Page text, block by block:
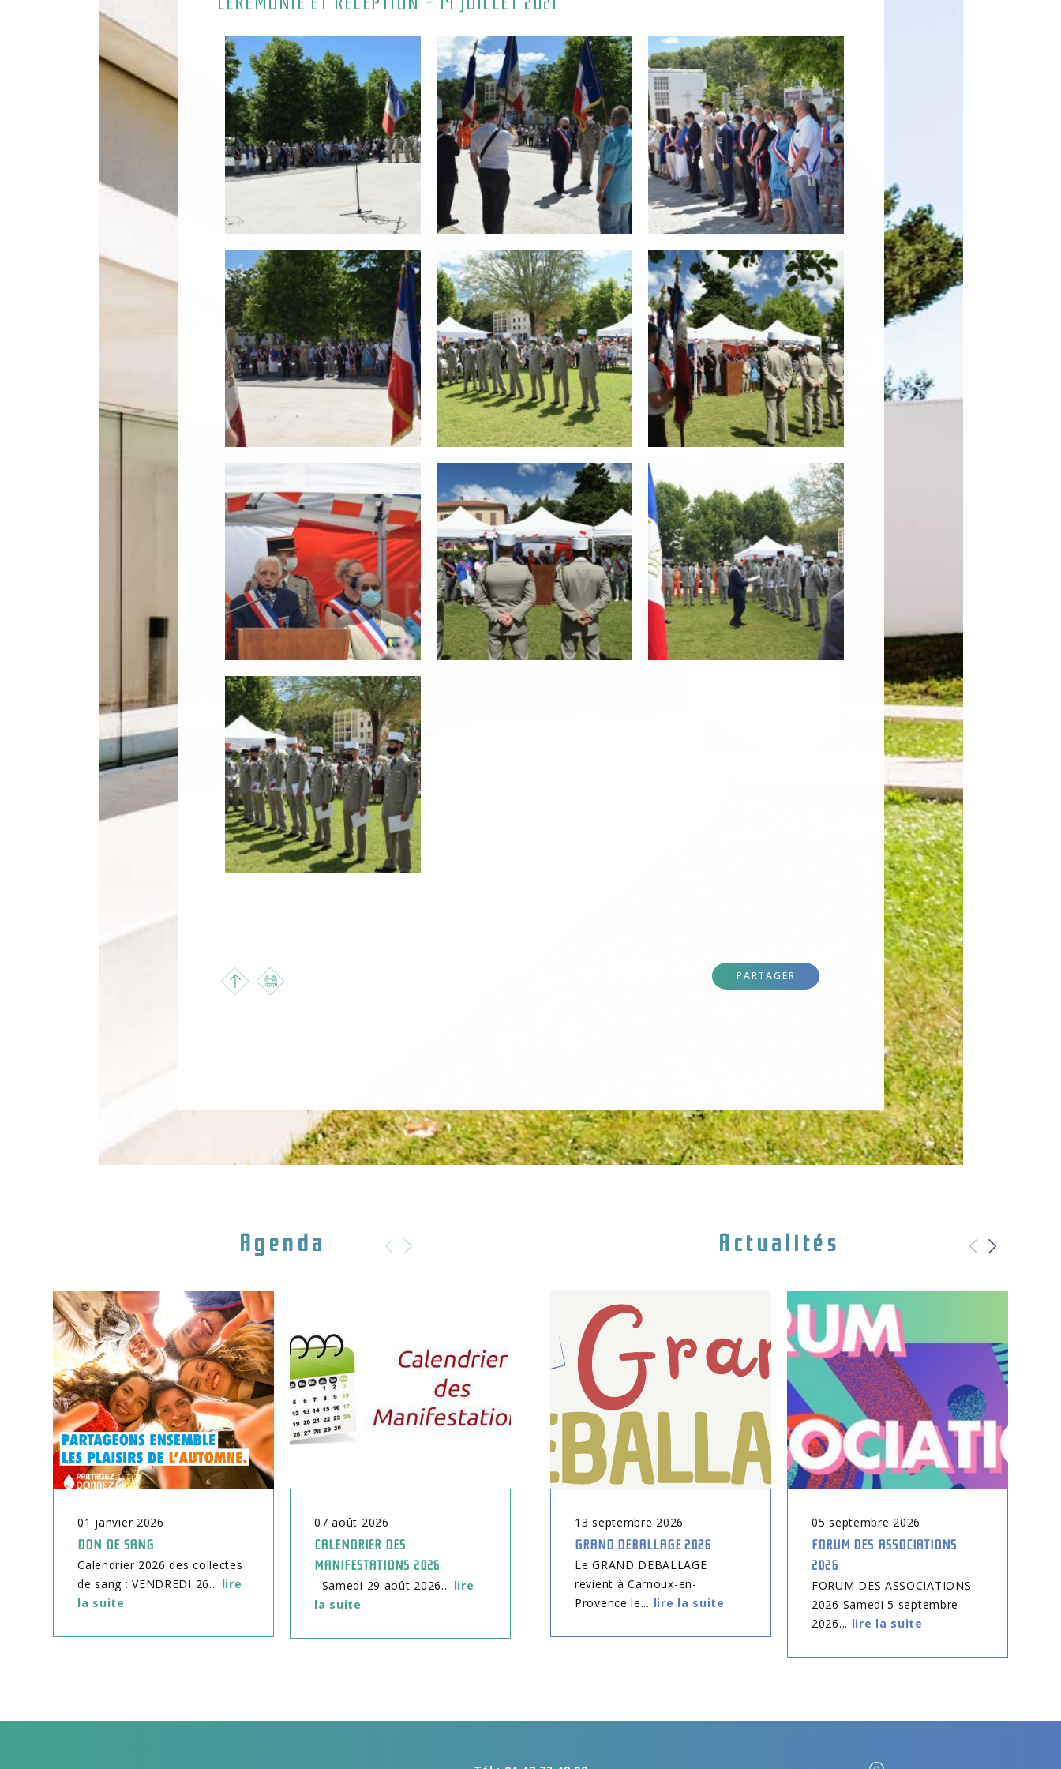
PARTAGER
Agenda
01 janvier 2026
DON DE SANG
Calendrier 2026 des collectes
de sang : VENDREDI 26... lire
la suite
07 août 2026
CALENDRIER DES
MANIFESTATIONS 2026
Samedi 29 août 2026... lire
la suite
Actualités
13 septembre 2026
GRAND DEBALLAGE 2026
Le GRAND DEBALLAGE
revient à Carnoux-en-
Provence le... lire la suite
05 septembre 2026
FORUM DES ASSOCIATIONS
2026
FORUM DES ASSOCIATIONS
2026 Samedi 5 septembre
2026... lire la suite